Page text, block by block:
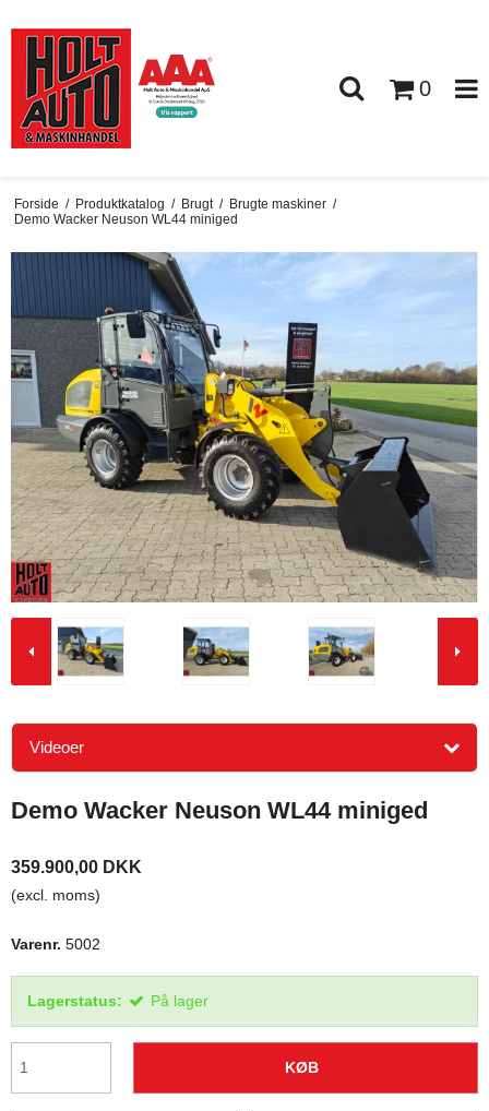
0
Forside / Produktkatalog / Brugt / Brugte maskiner /
Demo Wacker Neuson WL44 miniged
Videoer
Demo Wacker Neuson WL44 miniged
359.900,00 DKK
(excl. moms)
Varenr. 5002
Lagerstatus: På lager
KØB